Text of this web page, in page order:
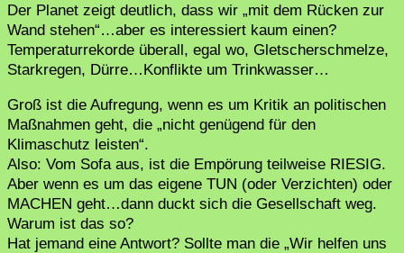
Der Planet zeigt deutlich, dass wir „mit dem Rücken zur
Wand stehen“…aber es interessiert kaum einen?
Temperaturrekorde überall, egal wo, Gletscherschmelze,
Starkregen, Dürre…Konflikte um Trinkwasser…
Groß ist die Aufregung, wenn es um Kritik an politischen
Maßnahmen geht, die „nicht genügend für den
Klimaschutz leisten“.
Also: Vom Sofa aus, ist die Empörung teilweise RIESIG.
Aber wenn es um das eigene TUN (oder Verzichten) oder
MACHEN geht…dann duckt sich die Gesellschaft weg.
Warum ist das so?
Hat jemand eine Antwort? Sollte man die „Wir helfen uns